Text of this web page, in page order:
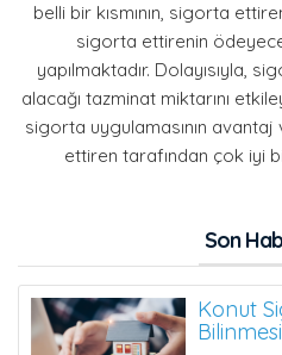
belli bir kısmının, sigorta
sigorta ettirenin
yapılmaktadır. Dolayısıyla,
alacağı tazminat miktarını
sigorta uygulamasının
ettiren tarafından çok iyi
Son
Konut